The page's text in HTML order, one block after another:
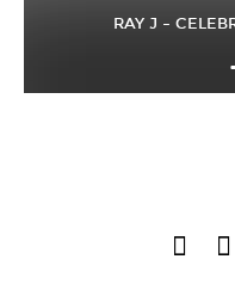
RAY J –